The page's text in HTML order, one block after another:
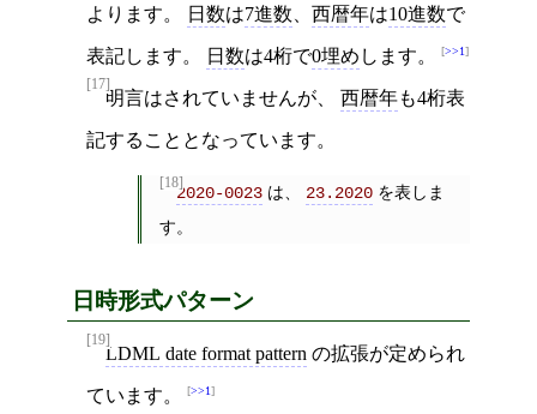
よります。 日数は7進数、 西暦年は10進数で
表記します。 日数は4桁で0埋め します。 >>1
[17]
明言はされていませんが、 西暦年も4桁表
記することとなっています。
[18]
2020-0023は、 23.2020を表しま
す。
日時形式パターン
[19]
LDML date format pattern の拡張が定められ
ています。 >>1